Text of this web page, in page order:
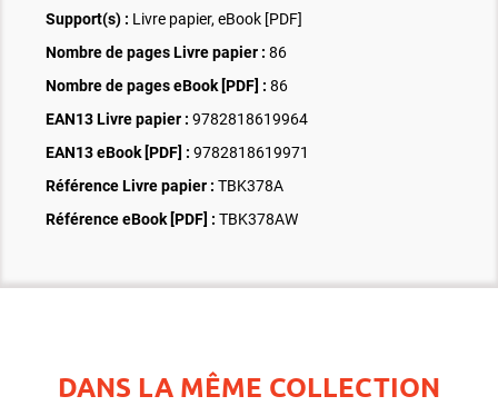
Support(s) : Livre papier, eBook [PDF]
Nombre de pages Livre papier : 86
Nombre de pages eBook [PDF] : 86
EAN13 Livre papier : 9782818619964
EAN13 eBook [PDF] : 9782818619971
Référence Livre papier : TBK378A
Référence eBook [PDF] : TBK378AW
DANS LA MÊME COLLECTION